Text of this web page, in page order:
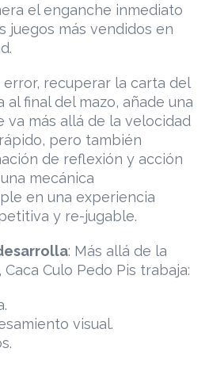
el enganche inmediato
juegos más vendidos en
recuperar la carta del
final del mazo, añade una
va más allá de la velocidad
pero también
de reflexión y acción
mecánica
en una experiencia
y re-jugable.
: Más allá de la
Culo Pedo Pis trabaja:
visual.